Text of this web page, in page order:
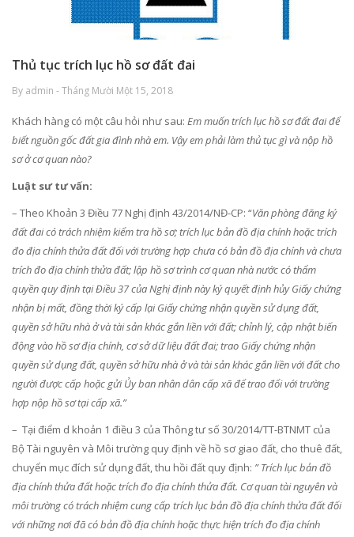
Thủ tục trích lục hồ sơ đất đai
By admin - Tháng Mười Một 15, 2018
Khách hàng có một câu hỏi như sau: Em muốn trích lục hồ sơ đất đai để
biết nguồn gốc đất gia đình nhà em. Vậy em phải làm thủ tục gì và nộp hồ
sơ ở cơ quan nào?
Luật sư tư vấn:
– Theo Khoản 3 Điều 77 Nghị định 43/2014/NĐ-CP: “Văn phòng đăng ký
đất đai có trách nhiệm kiểm tra hồ sơ; trích lục bản đồ địa chính hoặc trích
đo địa chính thửa đất đối với trường hợp chưa có bản đồ địa chính và chưa
trích đo địa chính thửa đất; lập hồ sơ trình cơ quan nhà nước có thẩm
quyền quy định tại Điều 37 của Nghị định này ký quyết định hủy Giấy chứng
nhận bị mất, đồng thời ký cấp lại Giấy chứng nhận quyền sử dụng đất,
quyền sở hữu nhà ở và tài sản khác gắn liền với đất; chỉnh lý, cập nhật biến
động vào hồ sơ địa chính, cơ sở dữ liệu đất đai; trao Giấy chứng nhận
quyền sử dụng đất, quyền sở hữu nhà ở và tài sản khác gắn liền với đất cho
người được cấp hoặc gửi Ủy ban nhân dân cấp xã để trao đổi với trường
hợp nộp hồ sơ tại cấp xã.”
– Tại điểm d khoản 1 điều 3 của Thông tư số 30/2014/TT-BTNMT của
Bộ Tài nguyên và Môi trường quy định về hồ sơ giao đất, cho thuê đất,
chuyển mục đích sử dụng đất, thu hồi đất quy định: ” Trích lục bản đồ
địa chính thửa đất hoặc trích đo địa chính thửa đất. Cơ quan tài nguyên và
môi trường có trách nhiệm cung cấp trích lục bản đồ địa chính thửa đất đối
với những nơi đã có bản đồ địa chính hoặc thực hiện trích đo địa chính